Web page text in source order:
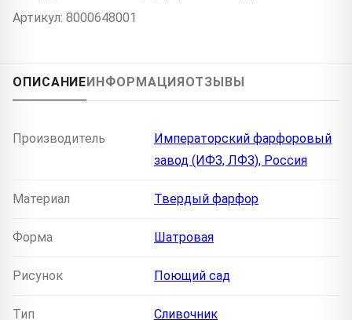
Артикул: 8000648001
ОПИСАНИЕ ИНФОРМАЦИЯ ОТЗЫВЫ
Производитель
Императорский фарфоровый
завод (ИФЗ, ЛФЗ), Россия
Материал Твердый фарфор
Форма Шатровая
Рисунок Поющий сад
Тип Сливочник